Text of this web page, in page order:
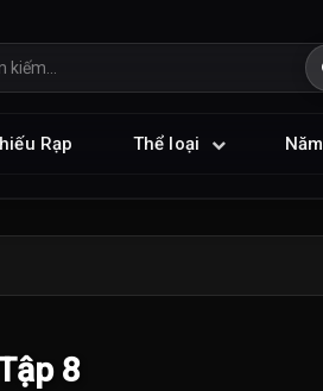
Rạp Thể loại Năm
8